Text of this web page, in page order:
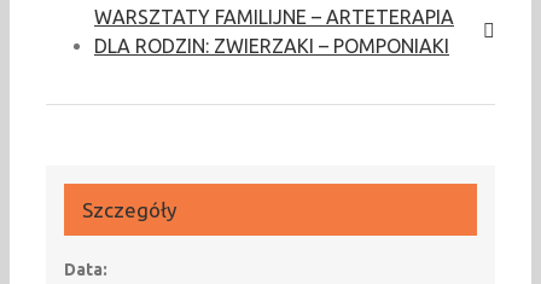
WARSZTATY FAMILIJNE – ARTETERAPIA
DLA RODZIN: ZWIERZAKI – POMPONIAKI
Szczegóły
Data: